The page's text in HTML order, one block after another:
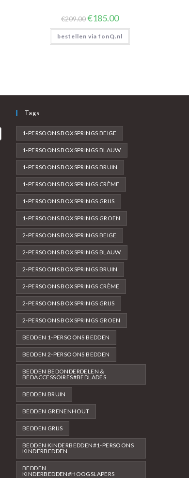
€209.00Oorspronkelijke
prijs
was:
€209.00.
€185.00Huidige
prijs
is:
€185.00.
bestellen via fonQ.nl
Tags
1-PERSOONS BOXSPRINGS BEIGE
1-PERSOONS BOXSPRINGS BLAUW
1-PERSOONS BOXSPRINGS BRUIN
1-PERSOONS BOXSPRINGS CRÈME
1-PERSOONS BOXSPRINGS GRIJS
1-PERSOONS BOXSPRINGS GROEN
2-PERSOONS BOXSPRINGS BEIGE
2-PERSOONS BOXSPRINGS BLAUW
2-PERSOONS BOXSPRINGS BRUIN
2-PERSOONS BOXSPRINGS CRÈME
2-PERSOONS BOXSPRINGS GRIJS
2-PERSOONS BOXSPRINGS GROEN
BEDDEN 1-PERSOONS BEDDEN
BEDDEN 2-PERSOONS BEDDEN
BEDDEN BEDONDERDELEN &
BEDACCESSOIRES#BEDLADES
BEDDEN BRUIN
BEDDEN GRENENHOUT
BEDDEN GRIJS
BEDDEN KINDERBEDDEN#1-PERSOONS
KINDERBEDDEN
BEDDEN
KINDERBEDDEN#HOOGSLAPERS